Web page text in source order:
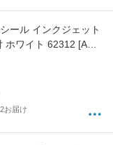
ール インクジェット
ワイト 62312 [A4
お届け